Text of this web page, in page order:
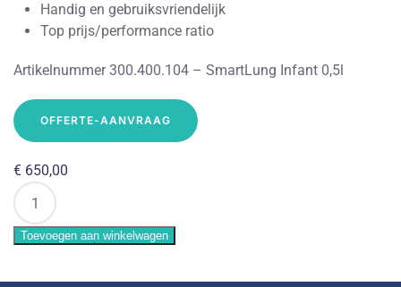
Handig en gebruiksvriendelijk
Top prijs/performance ratio
Artikelnummer 300.400.104 – SmartLung Infant 0,5l
OFFERTE-AANVRAAG
€ 650,00
IMT
Analytics
Smartlung
Toevoegen aan winkelwagen